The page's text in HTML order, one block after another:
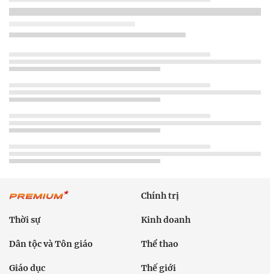
Chính trị
Thời sự Kinh doanh
Dân tộc và Tôn giáo Thể thao
Giáo dục Thế giới